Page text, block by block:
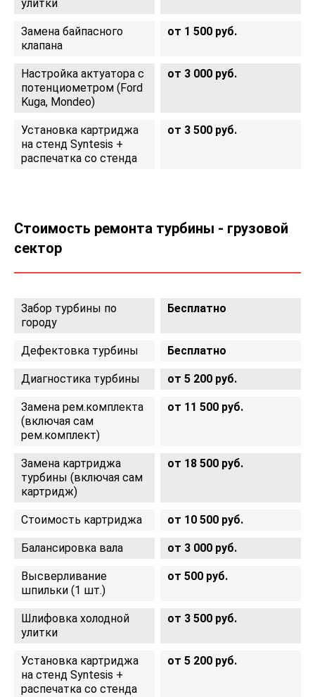
улитки
Замена байпасного
клапана
от 1 500 руб.
Настройка актуатора с
потенциометром (Ford
Kuga, Mondeo)
от 3 000 руб.
Установка картриджа
на стенд Syntesis +
распечатка со стенда
от 3 500 руб.
Стоимость ремонта турбины - грузовой
сектор
Забор турбины по
городу
Бесплатно
Дефектовка турбины Бесплатно
Диагностика турбины от 5 200 руб.
Замена рем.комплекта
(включая сам
рем.комплект)
от 11 500 руб.
Замена картриджа
турбины (включая сам
картридж)
от 18 500 руб.
Стоимость картриджа от 10 500 руб.
Балансировка вала от 3 000 руб.
Высверливание
шпильки (1 шт.)
от 500 руб.
Шлифовка холодной
улитки
от 3 500 руб.
Установка картриджа
на стенд Syntesis +
распечатка со стенда
от 5 200 руб.